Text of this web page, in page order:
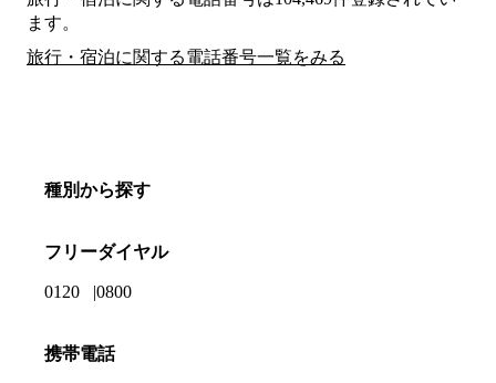
ます。
旅行・宿泊に関する電話番号一覧をみる
種別から探す
フリーダイヤル
0120 0800
携帯電話